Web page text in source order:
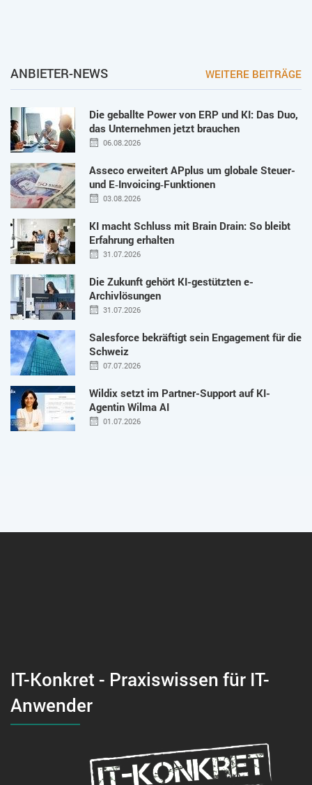
ANBIETER-NEWS WEITERE BEITRÄGE
Die geballte Power von ERP und KI: Das Duo,
das Unternehmen jetzt brauchen
06.08.2026
Asseco erweitert APplus um globale Steuer-
und E‑Invoicing‑Funktionen
03.08.2026
KI macht Schluss mit Brain Drain: So bleibt
Erfahrung erhalten
31.07.2026
Die Zukunft gehört KI-gestützten e-
Archivlösungen
31.07.2026
Salesforce bekräftigt sein Engagement für die
Schweiz
07.07.2026
Wildix setzt im Partner-Support auf KI-
Agentin Wilma AI
01.07.2026
IT-Konkret - Praxiswissen für IT-
Anwender